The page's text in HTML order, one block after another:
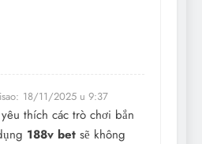
18/11/2025 u 9:37
thích các trò chơi bắn
188v bet sẽ không